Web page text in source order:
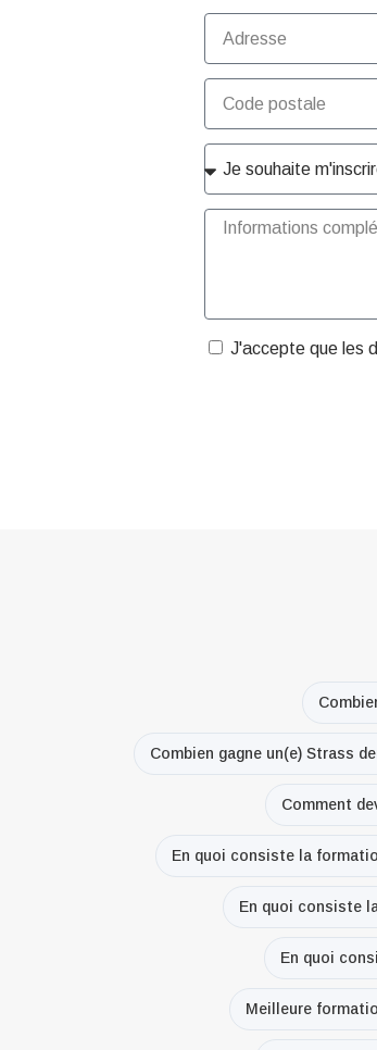
J'accepte que les
Combien gagne un(e) Strass
Comment
En quoi consiste la
En quoi consiste
En quoi
Meilleure